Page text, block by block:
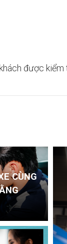
được
CÙNG